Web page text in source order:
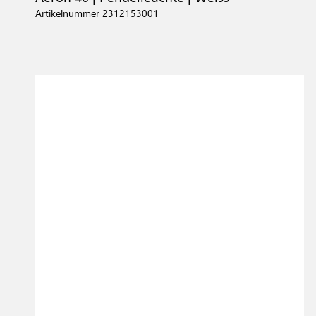
Artikelnummer 2312153001